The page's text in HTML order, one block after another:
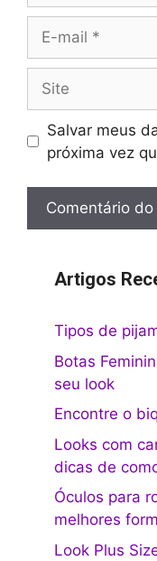
mail
Salvar meus
próxima vez
Artigos
Tipos de
Botas
seu look
Encontre o
Looks com
dicas de
Óculos para
melhores
Look Plus